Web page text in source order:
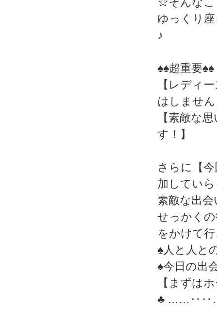
ゆっくり
♪
♠♠超重要♠♠
【レディ
はしませ
【素敵な
す！】
さらに【
加してい
素敵な出
せっかく
をかけて
♠人と人と
♠今日の出
【まずは
♣